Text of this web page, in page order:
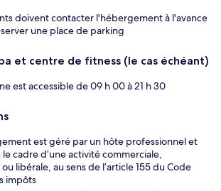
doivent contacter l'hébergement à l'avance
une place de parking
et centre de fitness (le cas échéant)
est accessible de 09 h 00 à 21 h 30
est géré par un hôte professionnel et
cadre d’une activité commerciale,
libérale, au sens de l’article 155 du Code
impôts